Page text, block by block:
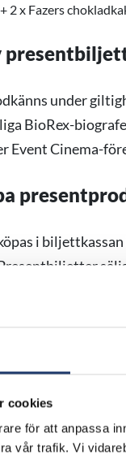
cookies
för att anpassa
vår trafik. Vi
2 x Fazers
under
BioRex-
Event Cinema-
i
för att betala
Utgångna